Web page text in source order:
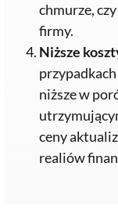
chmurze,
firmy.
Niższe
niższe w
ceny
realiów